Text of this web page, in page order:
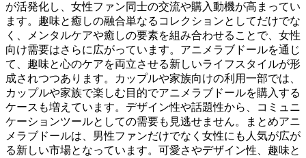
が活発化し、女性ファン同士の交流や購入動機が高まってい
ます。趣味と癒しの融合単なるコレクションとしてだけでな
く、メンタルケアや癒しの要素を組み合わせることで、女性
向け需要はさらに広がっています。アニメラブドールを通じ
て、趣味と心のケアを両立させる新しいライフスタイルが形
成されつつあります。カップルや家族向けの利用一部では、
カップルや家族で楽しむ目的でアニメラブドールを購入する
ケースも増えています。デザイン性や話題性から、コミュニ
ケーションツールとしての需要も見逃せません。まとめアニ
メラブドールは、男性ファンだけでなく女性にも人気が広が
る新しい市場となっています。可愛さやデザイン性、趣味と